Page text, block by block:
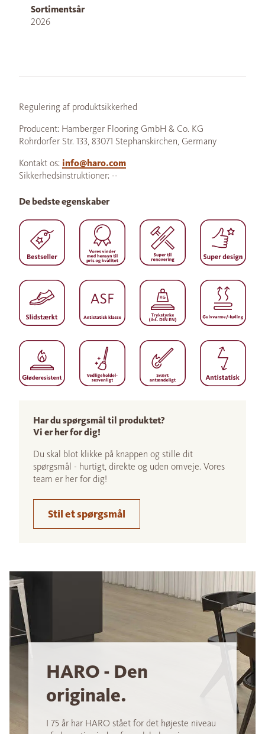
Sortimentsår
2026
Regulering af produktsikkerhed
Producent: Hamberger Flooring GmbH & Co. KG
Rohrdorfer Str. 133, 83071 Stephanskirchen, Germany
Kontakt os: info@haro.com
Sikkerhedsinstruktioner: --
Har du spørgsmål til produktet?
Vi er her for dig!
Du skal blot klikke på knappen og stille dit
spørgsmål - hurtigt, direkte og uden omveje. Vores
team er her for dig!
Stil et spørgsmål
De bedste egenskaber
HARO - Den
originale.
I 75 år har HARO stået for det højeste niveau